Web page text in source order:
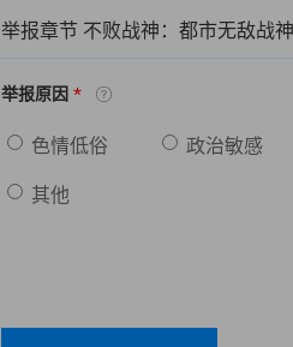
举报章节 不败战神：都市无敌
举报原因 *
色情低俗 政治敏感
其他